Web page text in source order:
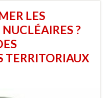
LES
?
TERRITORIAUX